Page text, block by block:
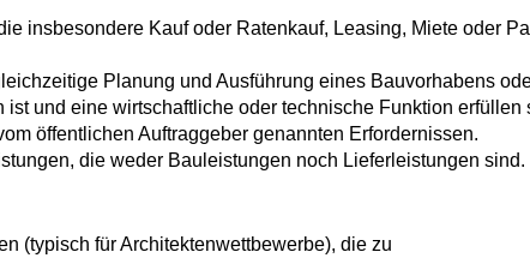
insbesondere Kauf oder Ratenkauf, Leasing, Miete oder
Planung und Ausführung eines Bauvorhabens
und eine wirtschaftliche oder technische Funktion erfüllen
öffentlichen Auftraggeber genannten Erfordernissen.
die weder Bauleistungen noch Lieferleistungen sind.
(typisch für Architektenwettbewerbe), die zu